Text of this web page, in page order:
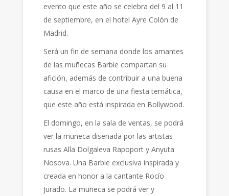
evento que este año se celebra del 9 al 11
de septiembre, en el hotel Ayre Colón de
Madrid.
Será un fin de semana donde los amantes
de las muñecas Barbie compartan su
afición, además de contribuir a una buena
causa en el marco de una fiesta temática,
que este año está inspirada en Bollywood.
El domingo, en la sala de ventas, se podrá
ver la muñeca diseñada por las artistas
rusas Alla Dolgaleva Rapoport y Anyuta
Nosova. Una Barbie exclusiva inspirada y
creada en honor a la cantante Rocío
Jurado. La muñeca se podrá ver y